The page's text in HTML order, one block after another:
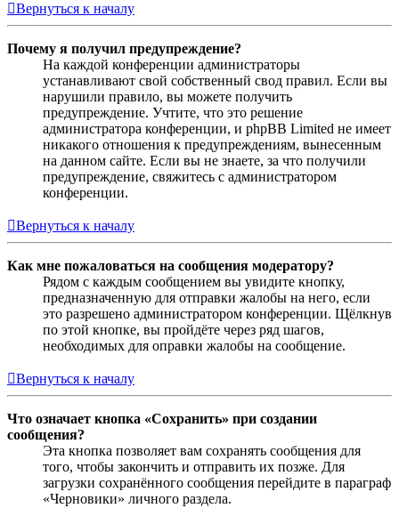
Вернуться к началу
Почему я получил предупреждение?
На каждой конференции администраторы
устанавливают свой собственный свод правил. Если вы
нарушили правило, вы можете получить
предупреждение. Учтите, что это решение
администратора конференции, и phpBB Limited не имеет
никакого отношения к предупреждениям, вынесенным
на данном сайте. Если вы не знаете, за что получили
предупреждение, свяжитесь с администратором
конференции.
Вернуться к началу
Как мне пожаловаться на сообщения модератору?
Рядом с каждым сообщением вы увидите кнопку,
предназначенную для отправки жалобы на него, если
это разрешено администратором конференции. Щёлкнув
по этой кнопке, вы пройдёте через ряд шагов,
необходимых для оправки жалобы на сообщение.
Вернуться к началу
Что означает кнопка «Сохранить» при создании
сообщения?
Эта кнопка позволяет вам сохранять сообщения для
того, чтобы закончить и отправить их позже. Для
загрузки сохранённого сообщения перейдите в параграф
«Черновики» личного раздела.